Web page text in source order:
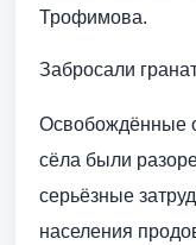
Трофимова.
Забросали
Освобождённые
сёла были
серьёзные
населения